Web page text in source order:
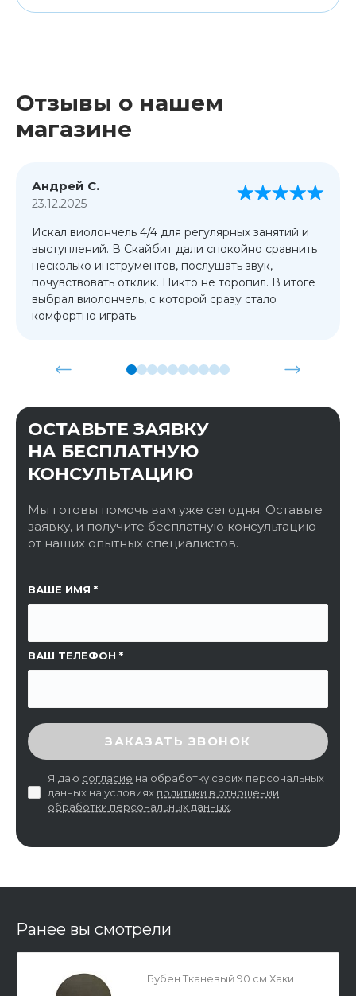
Отзывы о нашем
магазине
Андрей С.
23.12.2025
Искал виолончель 4/4 для регулярных занятий и
выступлений. В Скайбит дали спокойно сравнить
несколько инструментов, послушать звук,
почувствовать отклик. Никто не торопил. В итоге
выбрал виолончель, с которой сразу стало
комфортно играть.
ОСТАВЬТЕ ЗАЯВКУ
НА БЕСПЛАТНУЮ
КОНСУЛЬТАЦИЮ
Мы готовы помочь вам уже сегодня. Оставьте
заявку, и получите бесплатную консультацию
от наших опытных специалистов.
ВАШЕ ИМЯ
ВАШ ТЕЛЕФОН
ССЫЛКА НА СТРАНИЦУ
ВВЕДИТЕ ПРОВЕРОЧНЫЙ КОД
ЗАКАЗАТЬ ЗВОНОК
Я даю согласие на обработку своих персональных
данных на условиях политики в отношении
обработки персональных данных
Ранее вы смотрели
Бубен Тканевый 90 см Хаки